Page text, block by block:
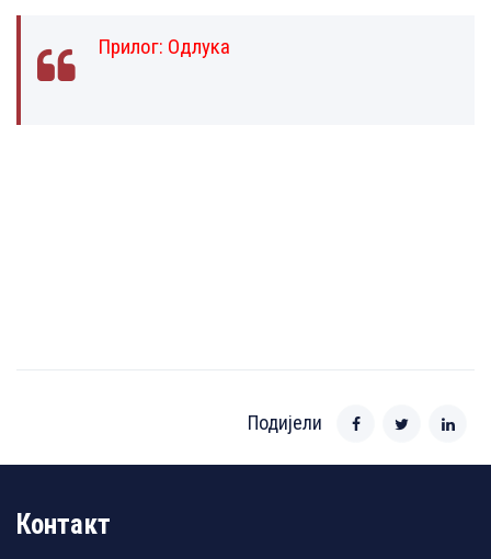
Прилог: Одлука
Подијели
Контакт